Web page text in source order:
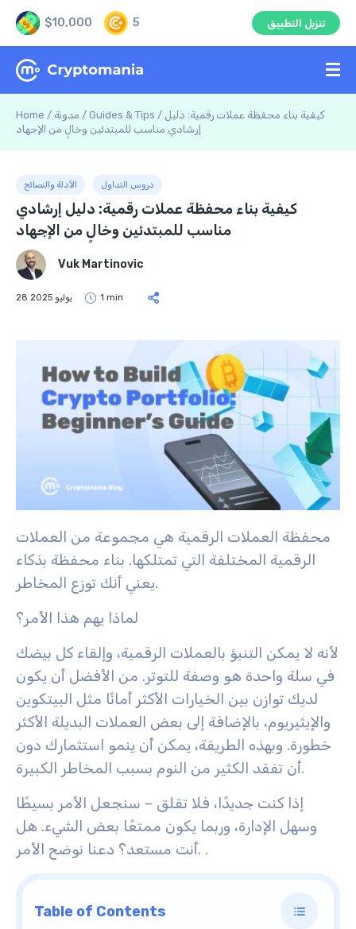
$10,000 5 تنزيل التطبيق
Home / مدونة / Guides & Tips / كيفية بناء محفظة عملات رقمية: دليل
إرشادي مناسب للمبتدئين وخالٍ من الإجهاد
الأدلة والنصائح دروس التداول
كيفية بناء محفظة عملات رقمية: دليل إرشادي
مناسب للمبتدئين وخالٍ من الإجهاد
Vuk Martinovic
28 يوليو 2025 1 min
محفظة العملات الرقمية هي مجموعة من العملات
الرقمية المختلفة التي تمتلكها. بناء محفظة بذكاء
يعني أنك توزع المخاطر.
لماذا يهم هذا الأمر؟
لأنه لا يمكن التنبؤ بالعملات الرقمية، وإلقاء كل بيضك
في سلة واحدة هو وصفة للتوتر. من الأفضل أن يكون
لديك توازن بين الخيارات الأكثر أمانًا مثل البيتكوين
والإيثيريوم، بالإضافة إلى بعض العملات البديلة الأكثر
خطورة. وبهذه الطريقة، يمكن أن ينمو استثمارك دون
أن تفقد الكثير من النوم بسبب المخاطر الكبيرة.
إذا كنت جديدًا، فلا تقلق – سنجعل الأمر بسيطًا
وسهل الإدارة، وربما يكون ممتعًا بعض الشيء. هل
أنت مستعد؟ دعنا نوضح الأمر. .
Table of Contents